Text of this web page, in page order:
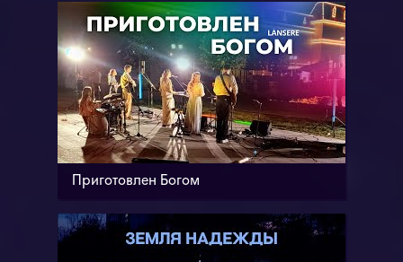
Приготовлен Богом